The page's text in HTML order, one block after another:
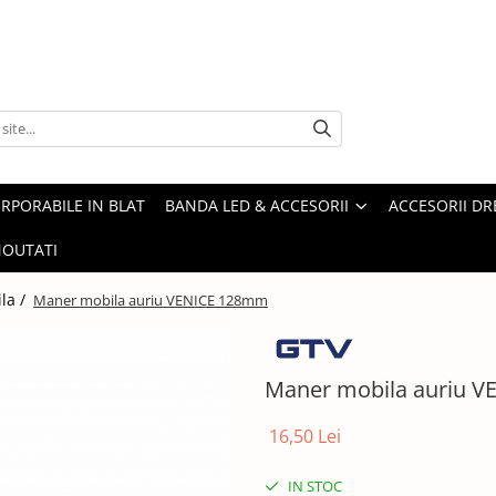
IN BLAT BANDA LED & ACCESORII ACCESORII
/ Maner mobila auriu VENICE 128mm
Maner mobila auriu
16,50 Lei
IN STOC